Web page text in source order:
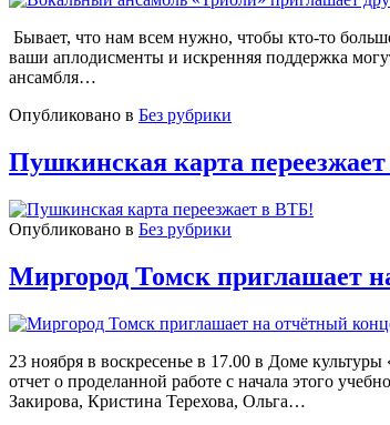
Бывает, что нам всем нужно, чтобы кто-то
ваши аплодисменты и искренняя поддержка
ансамбля…
Опубликовано в Без рубрики
Пушкинская карта
Опубликовано в Без рубрики
Миргород Томск приглашает
23 ноября в воскресенье в 17.00 в Доме
отчет о проделанной работе с начала этого
Закирова, Кристина Терехова, Ольга…